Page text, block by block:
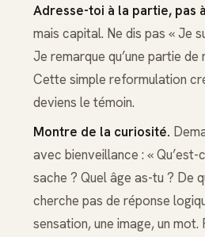
Adresse-toi à la partie, pas
mais capital. Ne dis pas « Je
Je remarque qu’une partie
Cette simple reformulation
deviens le témoin.
Montre de la curiosité.
avec bienveillance : «
sache ? Quel âge as-tu ? De
cherche pas de réponse
sensation, une image, un